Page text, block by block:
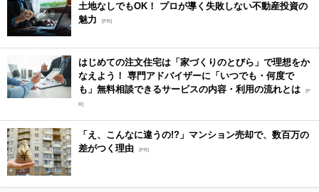
土地なしでもOK！ プロが導く失敗しない不動産投資の
魅力
[PR]
はじめての注文住宅は「家づくりのとびら」で理想をか
なえよう！ 専門アドバイザーに「いつでも・何度で
も」無料相談できるサービスの内容・利用の流れとは [P
R]
「え、こんなに違うの!?」マンション売却で、数百万の
差がつく理由 [PR]